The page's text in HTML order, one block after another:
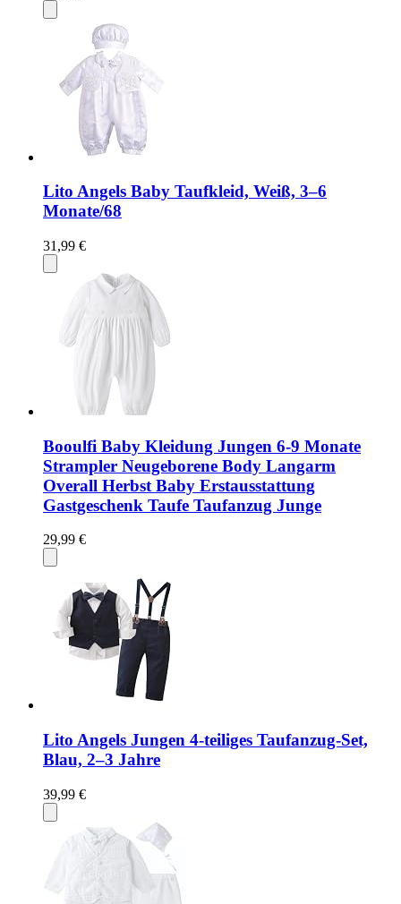
Lito Angels Baby Taufkleid, Weiß, 3–6
Monate/68
31,99 €
Booulfi Baby Kleidung Jungen 6-9 Monate
Strampler Neugeborene Body Langarm
Overall Herbst Baby Erstausstattung
Gastgeschenk Taufe Taufanzug Junge
29,99 €
Lito Angels Jungen 4-teiliges Taufanzug-Set,
Blau, 2–3 Jahre
39,99 €